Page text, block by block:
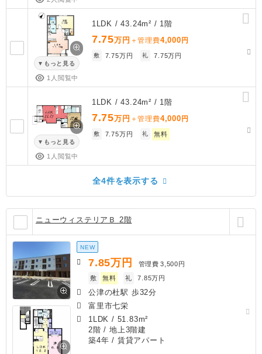
もっと見る
1人閲覧中
1LDK / 43.24m² / 1階
7.75万円 ＋管理費4,000 円
敷 7.75万円 礼 7.75万円
もっと見る
1人閲覧中
1LDK / 43.24m² / 1階
7.75万円 ＋管理費4,000 円
敷 7.75万円 礼 無料
全4件を表示する
ニューウィステリアＢ 2階
NEW
7.85万円 管理費 3,500円
敷
無料 礼 7.85万円
公津の杜駅 歩32分
富里市七栄
1LDK / 51.83m²
2階 / 地上3階建
築4年 / 賃貸アパート